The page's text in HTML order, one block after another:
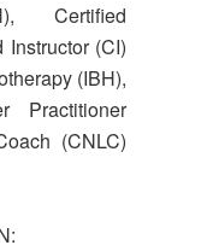
Certified
Instructor (CI)
(IBH),
Practitioner
(CNLC)